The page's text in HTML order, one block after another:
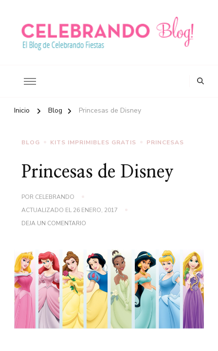
Inicio Blog Princesas de Disney
BLOG KITS IMPRIMIBLES GRATIS PRINCESAS
Princesas de Disney
POR CELEBRANDO
ACTUALIZADO EL26 ENERO, 2017
DEJA UN COMENTARIO